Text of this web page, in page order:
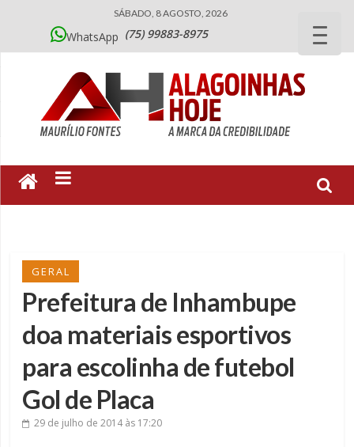
SÁBADO, 8 AGOSTO, 2026
WhatsApp (75) 99883-8975
GERAL
Prefeitura de Inhambupe
doa materiais esportivos
para escolinha de futebol
Gol de Placa
29 de julho de 2014às 17:20